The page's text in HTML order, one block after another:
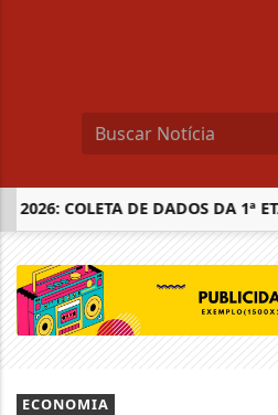
COLETA DE DADOS DA 1ª
ECONOMIA